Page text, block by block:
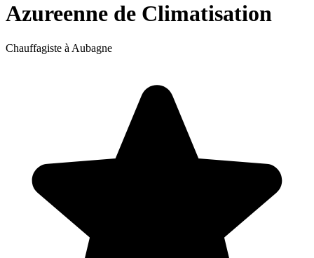
Azureenne de Climatisation
Chauffagiste à Aubagne